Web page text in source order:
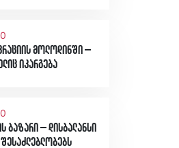
მოლოდინში –
იკარგება
ბაზარი – დისბალანსი